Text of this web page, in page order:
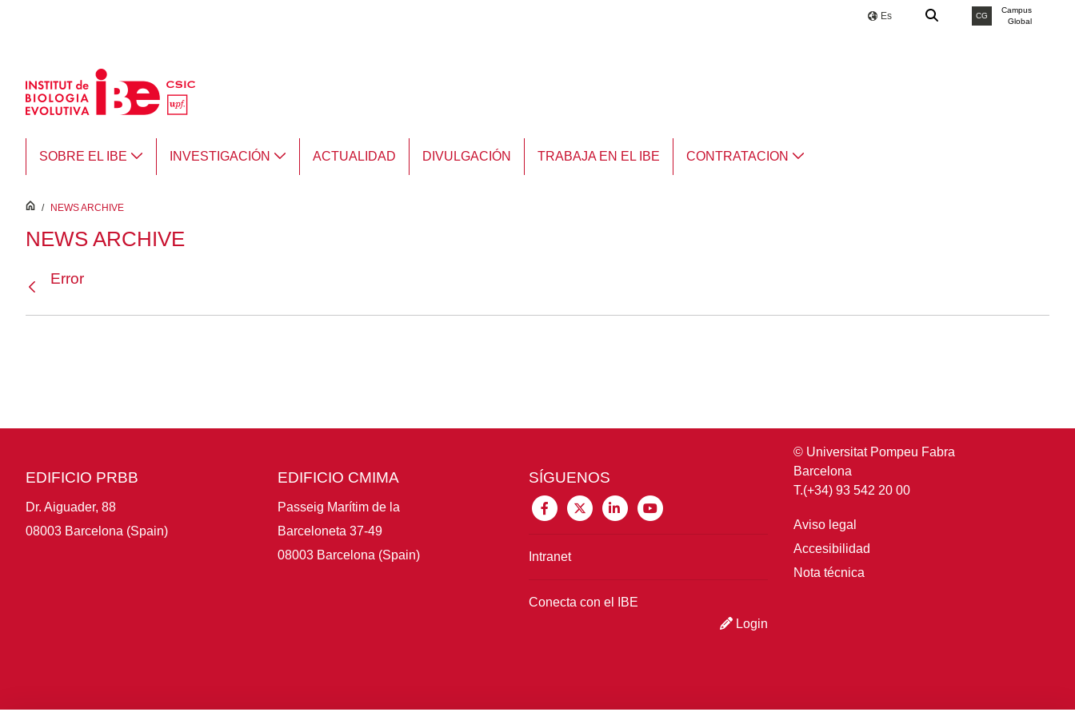
Es CG
Campus
Global
SOBRE EL IBE INVESTIGACIÓN ACTUALIDAD DIVULGACIÓN TRABAJA EN EL IBE CONTRATACION
inici
/ NEWS ARCHIVE
NEWS ARCHIVE
Error
EDIFICIO PRBB
Dr. Aiguader, 88
08003 Barcelona (Spain)
EDIFICIO CMIMA
Passeig Marítim de la
Barceloneta 37-49
08003 Barcelona (Spain)
SÍGUENOS
Intranet
Conecta con el IBE
Login
© Universitat Pompeu Fabra
Barcelona
T.(+34) 93 542 20 00
Aviso legal
Accesibilidad
Nota técnica